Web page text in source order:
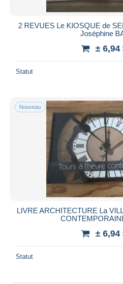
2 REVUES Le KIOSQUE de
Joséphine
± 6,94
Statut
Nouveau
LIVRE ARCHITECTURE La
± 6,94
Statut